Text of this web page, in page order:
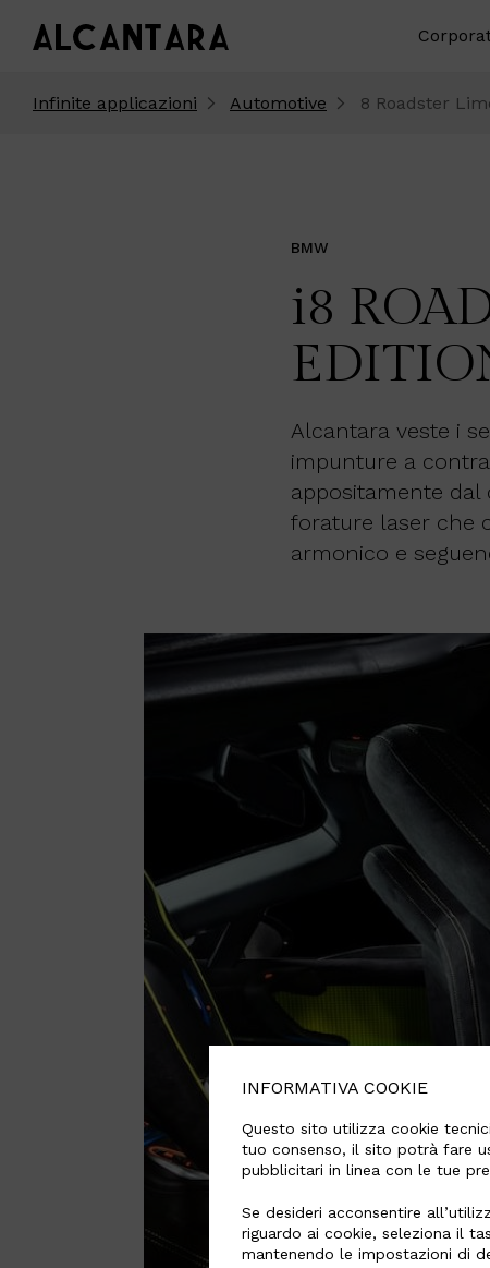
Infinite applicazioni Automotive 8 Roadster
BMW
i8
Alcantara veste i
impunture a
appositamente
forature laser che
armonico e
INFORMATIVA COOKIE
Questo sito utilizza cookie
tuo consenso, il sito potrà fare
pubblicitari in linea con le tue
Se desideri acconsentire
riguardo ai cookie, seleziona il
mantenendo le impostazioni di